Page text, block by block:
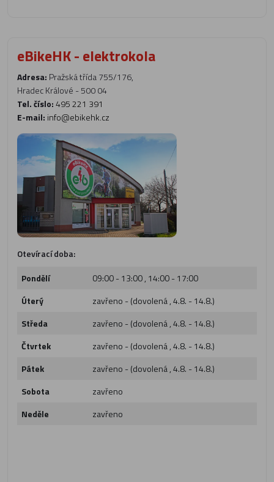
eBikeHK - elektrokola
Adresa: Pražská třída 755/176,
Hradec Králové - 500 04
Tel. číslo:495 221 391
E-mail: info@ebikehk.cz
Otevírací doba:
Pondělí
09:00 - 13:00 , 14:00 - 17:00
Úterý
zavřeno - (dovolená , 4.8. - 14.8.)
Středa
zavřeno - (dovolená , 4.8. - 14.8.)
Čtvrtek
zavřeno - (dovolená , 4.8. - 14.8.)
Pátek
zavřeno - (dovolená , 4.8. - 14.8.)
Sobota
zavřeno
Neděle
zavřeno